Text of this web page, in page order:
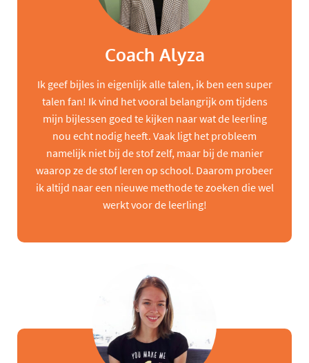
Coach Alyza
Ik geef bijles in eigenlijk alle talen, ik ben een super
talen fan! Ik vind het vooral belangrijk om tijdens
mijn bijlessen goed te kijken naar wat de leerling
nou echt nodig heeft. Vaak ligt het probleem
namelijk niet bij de stof zelf, maar bij de manier
waarop ze de stof leren op school. Daarom probeer
ik altijd naar een nieuwe methode te zoeken die wel
werkt voor de leerling!